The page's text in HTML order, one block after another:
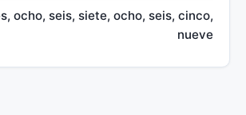
ocho, seis, siete, ocho, seis, cinco,
nueve